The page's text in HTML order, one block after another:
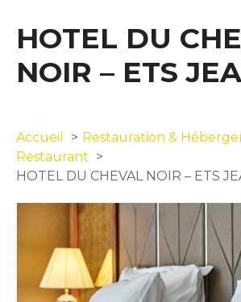
HOTEL DU
NOIR – ETS
Accueil
Restauration &
Restaurant
HOTEL DU CHEVAL NOIR – ETS